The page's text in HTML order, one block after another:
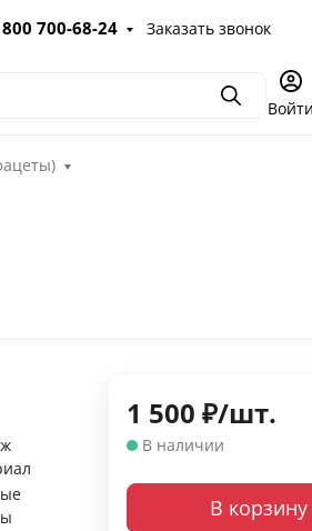
700-68-24 Заказать звонок
ПоискВойти
1 500 ₽/шт.
В наличии
В корзину